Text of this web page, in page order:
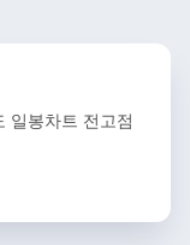
일봉차트 전고점